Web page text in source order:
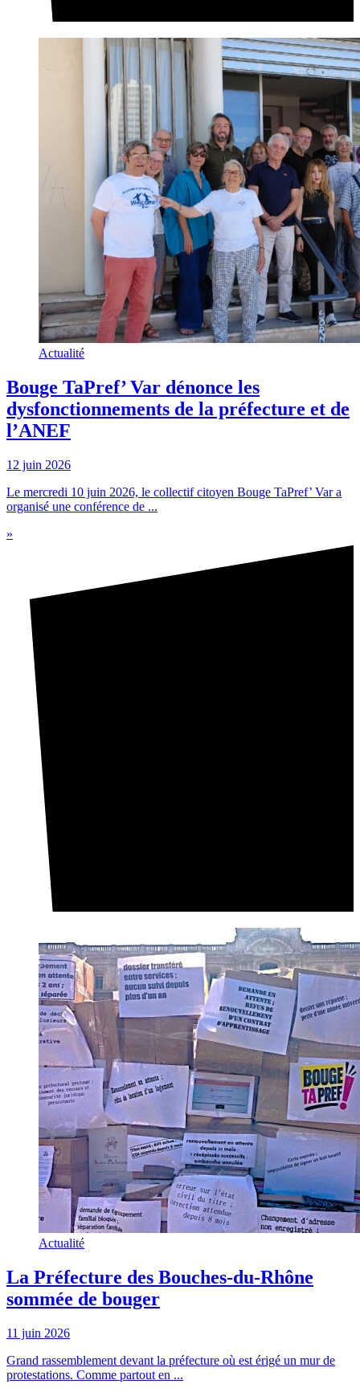
Actualité
Bouge TaPref’ Var dénonce les
dysfonctionnements de la préfecture et de
l’ANEF
12 juin 2026
Le mercredi 10 juin 2026, le collectif citoyen Bouge TaPref’ Var a
organisé une conférence de ...
»
Actualité
La Préfecture des Bouches-du-Rhône
sommée de bouger
11 juin 2026
Grand rassemblement devant la préfecture où est érigé un mur de
protestations. Comme partout en ...